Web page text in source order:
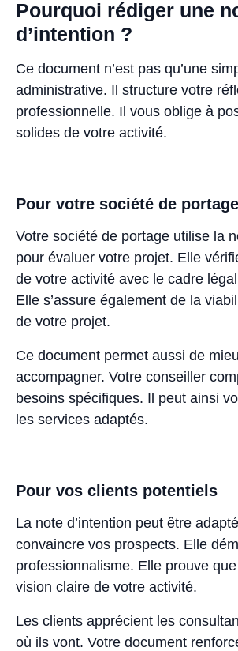
Pourquoi rédiger une
d’intention ?
Ce document n’est pas qu’une
administrative. Il structure votre
professionnelle. Il vous oblige à
solides de votre activité.
Pour votre société de portage
Votre société de portage utilise la
pour évaluer votre projet. Elle
de votre activité avec le cadre
Elle s’assure également de la
de votre projet.
Ce document permet aussi de
accompagner. Votre conseiller
besoins spécifiques. Il peut ainsi
les services adaptés.
Pour vos clients potentiels
La note d’intention peut être
convaincre vos prospects. Elle
professionnalisme. Elle prouve
vision claire de votre activité.
Les clients apprécient les
où ils vont. Votre document